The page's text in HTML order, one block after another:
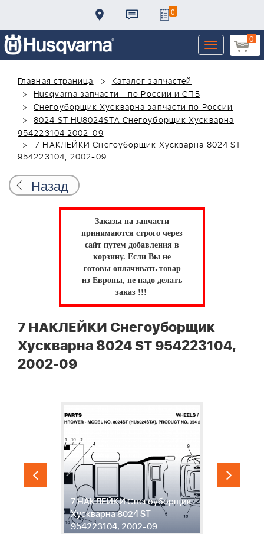
0
0
Toggle
navigation
Главная страница
Каталог запчастей
Husqvarna запчасти - по России и СПБ
Снегоуборщик Хускварна запчасти по России
8024 ST HU8024STA Снегоуборщик Хускварна
954223104 2002-09
7 НАКЛЕЙКИ Снегоуборщик Хускварна 8024 ST
954223104, 2002-09
Назад
Заказы на запчасти
принимаются строго через
сайт путем добавления в
корзину. Если Вы не
готовы оплачивать товар
из Европы, не надо делать
заказ !!!
7 НАКЛЕЙКИ Снегоуборщик
Хускварна 8024 ST 954223104,
2002-09
7 НАКЛЕЙКИ Снегоуборщик
Хускварна 8024 ST
954223104, 2002-09